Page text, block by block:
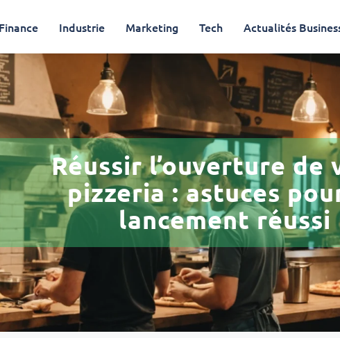
Finance Industrie Marketing Tech Actualités
Réussir l’ouverture de
pizzeria : astuces
lancement réussi